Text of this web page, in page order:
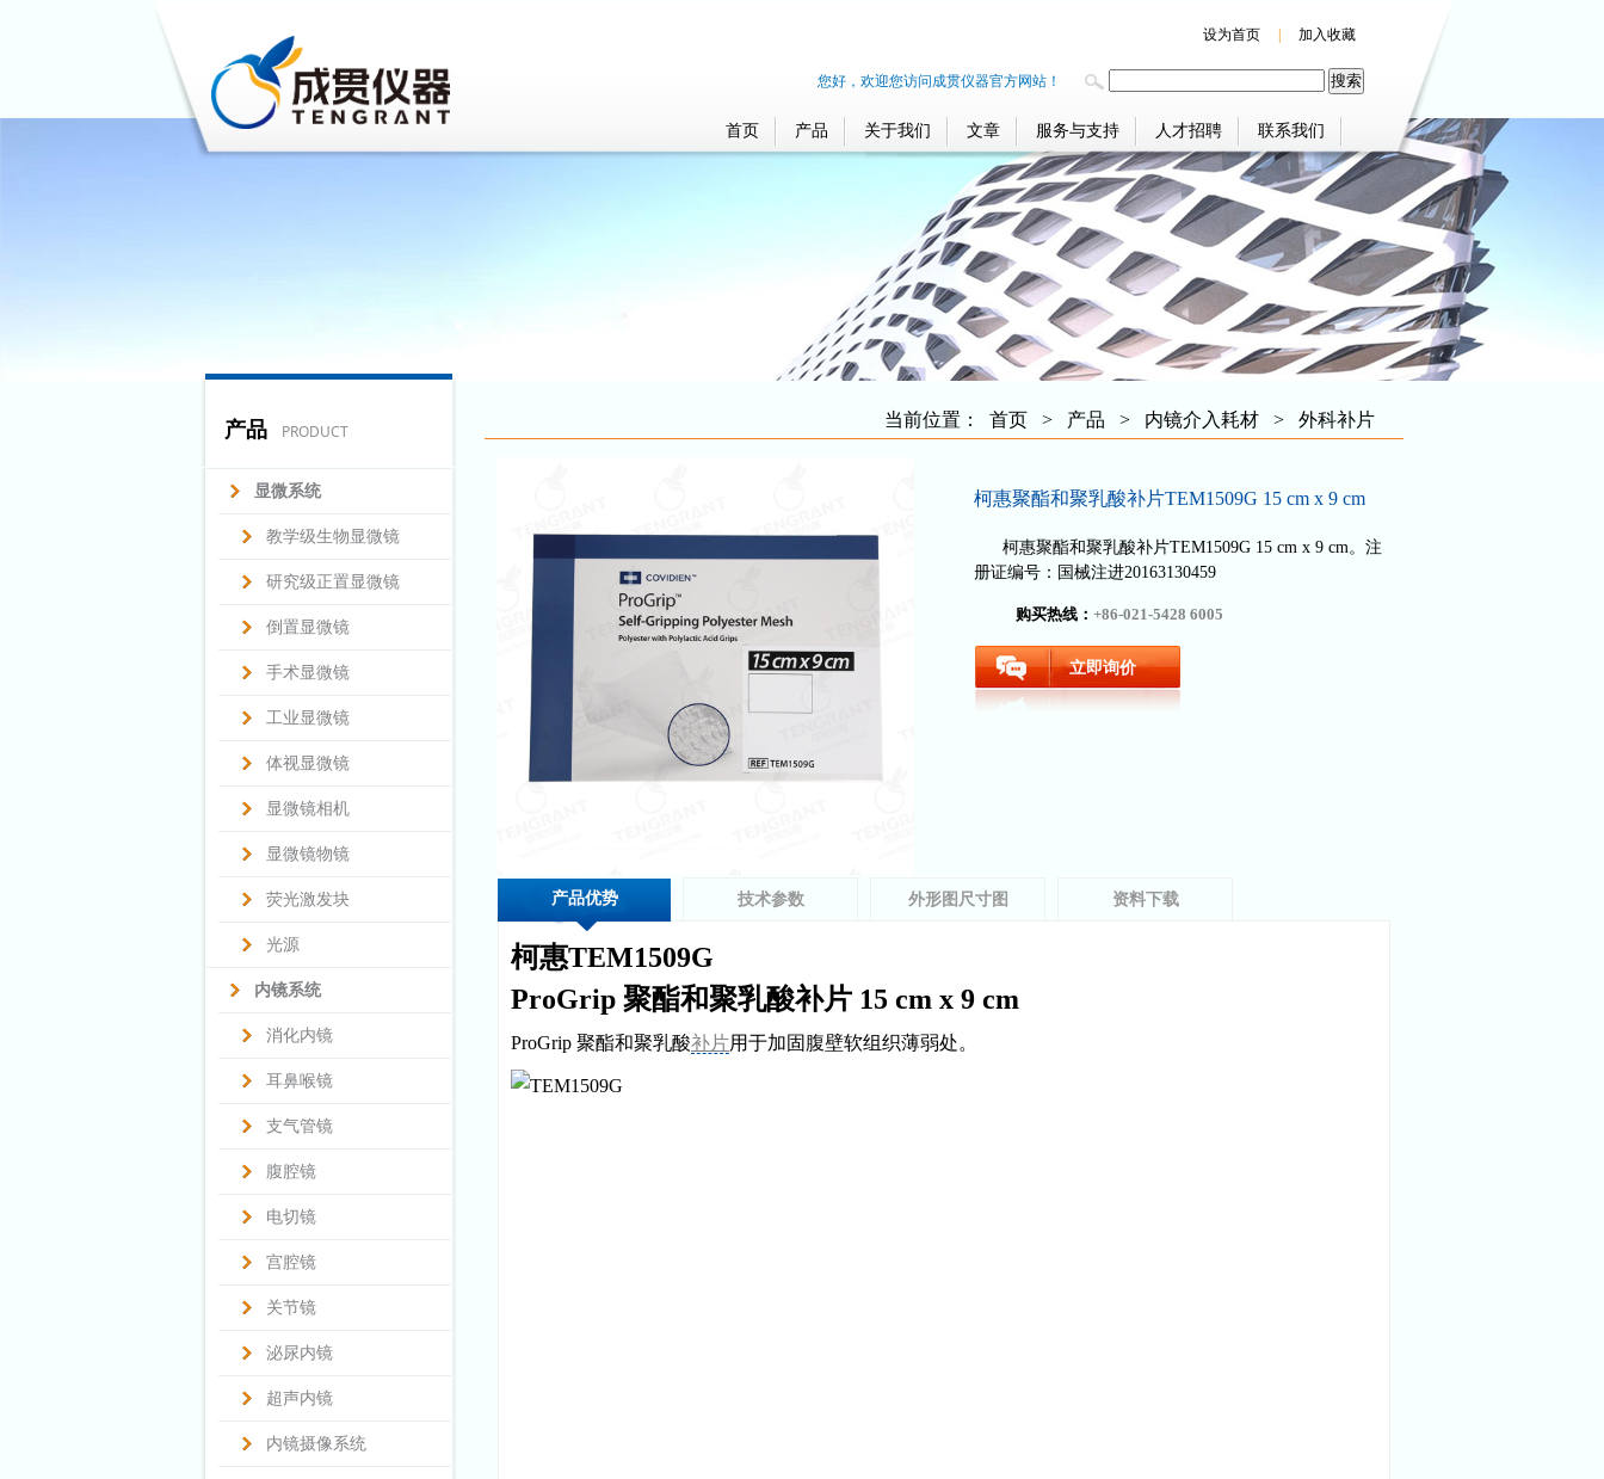
设为首页 加入收藏
您好，欢迎您访问成贯仪器官方网站！
首页 产品 关于我们 文章 服务与支持 人才招聘 联系我们
产品 PRODUCT
显微系统
教学级生物显微镜
研究级正置显微镜
倒置显微镜
手术显微镜
工业显微镜
体视显微镜
显微镜相机
显微镜物镜
荧光激发块
光源
内镜系统
消化内镜
耳鼻喉镜
支气管镜
腹腔镜
电切镜
宫腔镜
关节镜
泌尿内镜
超声内镜
内镜摄像系统
当前位置： 首页 > 产品 > 内镜介入耗材 > 外科补片
柯惠聚酯和聚乳酸补片TEM1509G 15 cm x 9 cm
柯惠聚酯和聚乳酸补片TEM1509G 15 cm x 9 cm。注
册证编号：国械注进20163130459
购买热线： +86-021-5428 6005
立即询价
产品优势 技术参数 外形图尺寸图 资料下载
柯惠TEM1509G
ProGrip 聚酯和聚乳酸补片 15 cm x 9 cm
ProGrip 聚酯和聚乳酸补片用于加固腹壁软组织薄弱处。